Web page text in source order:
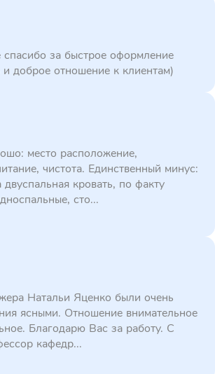
спасибо за быстрое оформление
и доброе отношение к клиентам)
место расположение,
чистота. Единственный минус:
кровать, по факту
сто...
Натальи Яценко были очень
ясными. Отношение внимательное
Благодарю Вас за работу. С
кафедр...